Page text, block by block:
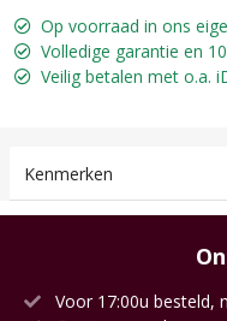
Op voorraad in ons
Volledige garantie en
Veilig betalen met o.a.
Kenmerken
Voor 17:00u besteld,